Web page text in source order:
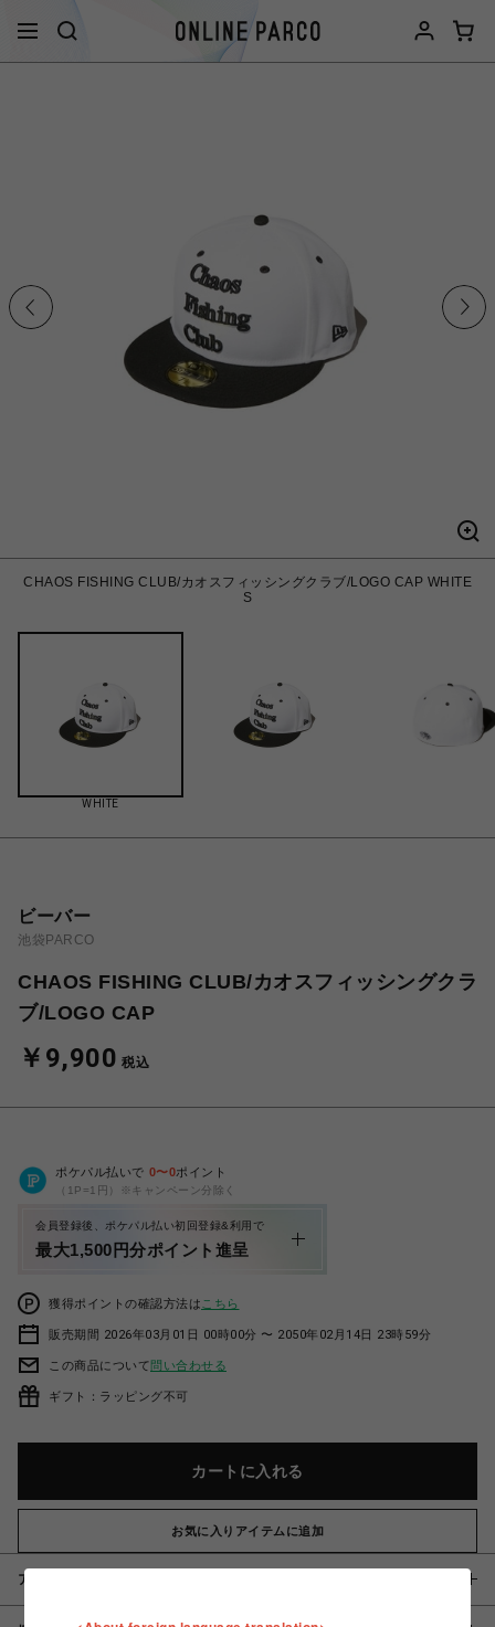
CHAOS FISHING CLUB/カオスフィッシングクラブ/LOGO CAP WHITE
S
WHITE
ビーバー
池袋PARCO
CHAOS FISHING CLUB/カオスフィッシングクラ
ブ/LOGO CAP
￥9,900 税込
ポケパル払いで 0〜0ポイント
（1P=1円）※キャンペーン分除く
会員登録後、ポケパル払い初回登録&利用で
最大1,500円分ポイント進呈
獲得ポイントの確認方法は こちら
販売期間 2026年03月01日 00時00分 〜 2050年02月14日 23時59分
この商品について問い合わせる
ギフト：ラッピング不可
カートに入れる
お気に入りアイテムに追加
アイテム説明 / 素材